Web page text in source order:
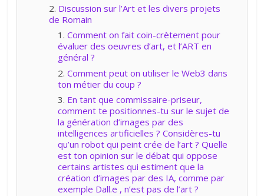
Discussion sur l’Art et les divers projets
de Romain
Comment on fait coin-crètement pour
évaluer des oeuvres d’art, et l’ART en
général ?
Comment peut on utiliser le Web3 dans
ton métier du coup ?
En tant que commissaire-priseur,
comment te positionnes-tu sur le sujet de
la génération d’images par des
intelligences artificielles ? Considères-tu
qu’un robot qui peint crée de l’art ? Quelle
est ton opinion sur le débat qui oppose
certains artistes qui estiment que la
création d’images par des IA, comme par
exemple Dall.e , n’est pas de l’art ?